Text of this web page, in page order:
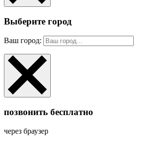
Выберите город
Ваш город:
позвонить бесплатно
через браузер